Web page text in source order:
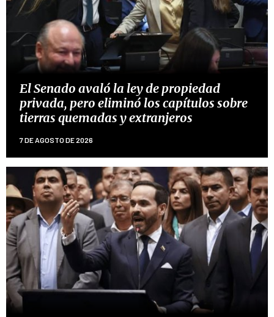
El Senado avaló la ley de propiedad
privada, pero eliminó los capítulos sobre
tierras quemadas y extranjeros
7 DE AGOSTO DE 2026